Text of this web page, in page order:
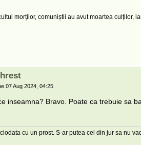
morților, comuniștii au avut moartea culților,
07 Aug 2024, 04:25
inseamna? Bravo. Poate ca trebuie sa
cu un prost. S-ar putea cei din jur sa nu